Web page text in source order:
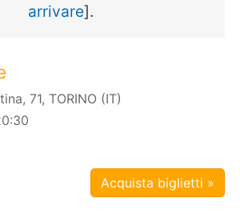
arrivare].
71, TORINO (IT)
Acquista biglietti »